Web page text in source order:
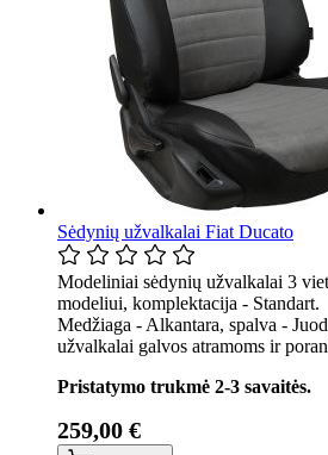
Sėdynių užvalkalai Fiat Ducato
Modeliniai sėdynių užvalkalai 3
modeliui, komplektacija - Standart.
Medžiaga - Alkantara, spalva -
užvalkalai galvos atramoms ir
Pristatymo trukmė 2-3 savaitės.
259,00 €